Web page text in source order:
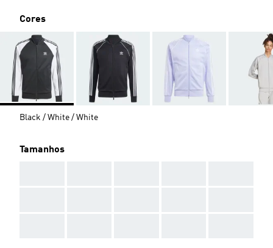
Cores
Black / White / White
Tamanhos